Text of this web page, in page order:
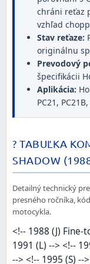
chráni reťaz
vzhľad
Stav reťaze:
originálnu
Prevodový
špecifikácii
Aplikácia:
PC21,
? TABUĽKA
SHADOW
Detailný technický
presného ročníka,
motocykla.
<!-- 1988 (J) Fine-
1991 (L) --> <!--
--> <!-- 1995 (S) --